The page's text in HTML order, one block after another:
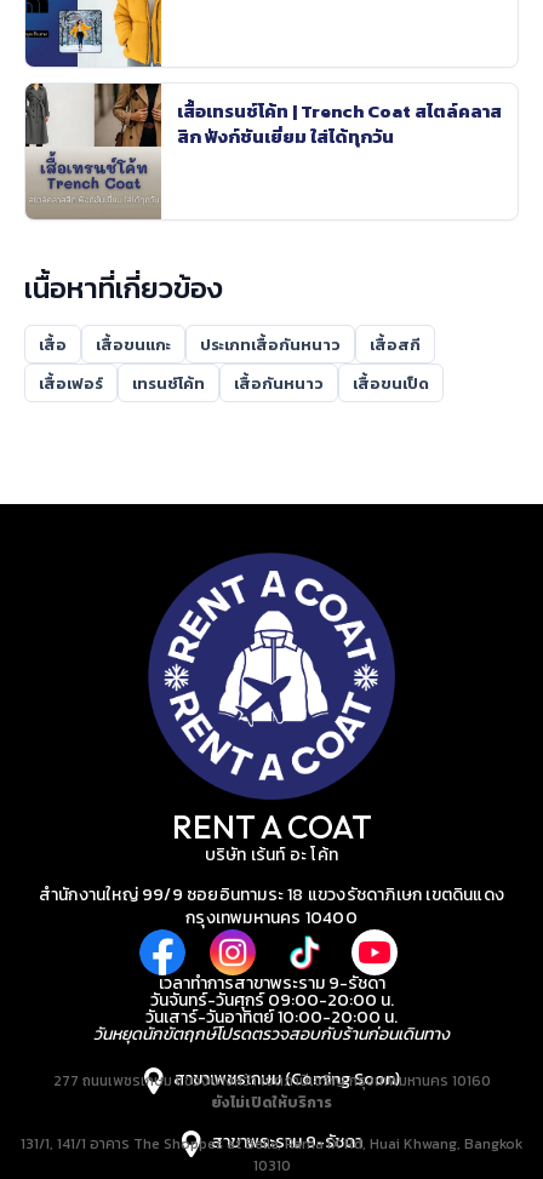
เสื้อเทรนช์โค้ท | Trench Coat สไตล์คลาส
สิก ฟังก์ชันเยี่ยม ใส่ได้ทุกวัน
เนื้อหาที่เกี่ยวข้อง
เสื้อ เสื้อขนแกะ ประเภทเสื้อกันหนาว
เสื้อสกี
เสื้อเฟอร์
เทรนช์โค้ท เสื้อกันหนาว เสื้อขนเป็ด
RENT A COAT
บริษัท เร้นท์ อะ โค้ท
สำนักงานใหญ่ 99/9 ซอยอินทามระ 18 แขวงรัชดาภิเษก เขตดินแดง
กรุงเทพมหานคร 10400
เวลาทำการสาขาพระราม 9-รัชดา
วันจันทร์-วันศุกร์ 09:00-20:00 น.
วันเสาร์-วันอาทิตย์ 10:00-20:00 น.
วันหยุดนักขัตฤกษ์โปรดตรวจสอบกับร้านก่อนเดินทาง
สาขาเพชรเกษม (Coming Soon)
277 ถนนเพชรเกษม แขวงบางหว้า เขตภาษีเจริญ กรุงเทพมหานคร 10160
ยังไม่เปิดให้บริการ
สาขาพระราม 9-รัชดา
131/1, 141/1 อาคาร The Shoppes at Belle, Rama IX Rd, Huai Khwang, Bangkok
10310